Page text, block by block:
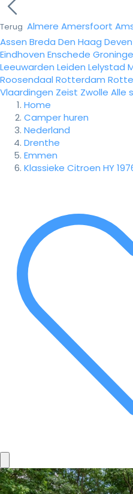
Terug Almere Amersfoort
Assen Breda Den Haag
Eindhoven Enschede
Leeuwarden Leiden Lelystad
Roosendaal Rotterdam
Vlaardingen Zeist Zwolle Alle
Home
Camper huren
Nederland
Drenthe
Emmen
Klassieke Citroen HY